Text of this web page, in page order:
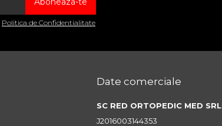
Politica de Confidentialitate
Date comerciale
SC RED ORTOPEDIC MED SRL
J2016003144353